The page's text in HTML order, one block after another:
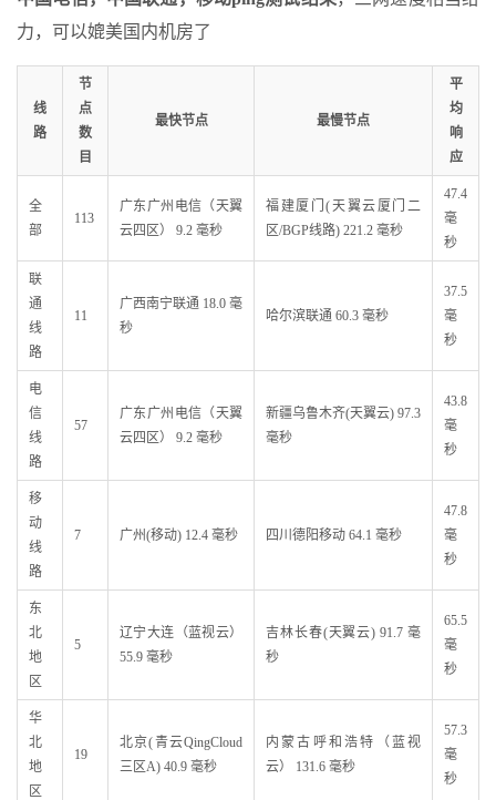
力，可以媲美国内机房了
线
路
节
点
数
目
最快节点 最慢节点
平
均
响
应
全
部
113
广东广州电信（天翼
云四区） 9.2 毫秒
福建厦门(天翼云厦门二
区/BGP线路) 221.2 毫秒
47.4
毫
秒
联
通
线
路
11
广西南宁联通 18.0 毫
秒
哈尔滨联通 60.3 毫秒
37.5
毫
秒
电
信
线
路
57
广东广州电信（天翼
云四区） 9.2 毫秒
新疆乌鲁木齐(天翼云) 97.3
毫秒
43.8
毫
秒
移
动
线
路
7 广州(移动) 12.4 毫秒 四川德阳移动 64.1 毫秒
47.8
毫
秒
东
北
地
区
5
辽宁大连（蓝视云）
55.9 毫秒
吉林长春(天翼云) 91.7 毫
秒
65.5
毫
秒
华
北
地
区
19
北京(青云QingCloud
三区A) 40.9 毫秒
内蒙古呼和浩特（蓝视
云） 131.6 毫秒
57.3
毫
秒